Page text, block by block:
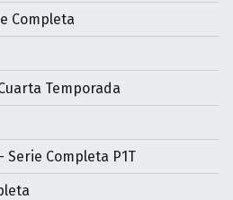
Completa
Temporada
Serie Completa P1T